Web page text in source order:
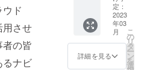
ド
用させ
の皆
るナビ
る・聞
ける座
談会
あしら
せ+専用
アプリ
月額利
用料 3
か月無
料 + 1回
定：
2023
年03
月
詳細を見る
こ
の
リ
タ
ー
ン
を
選